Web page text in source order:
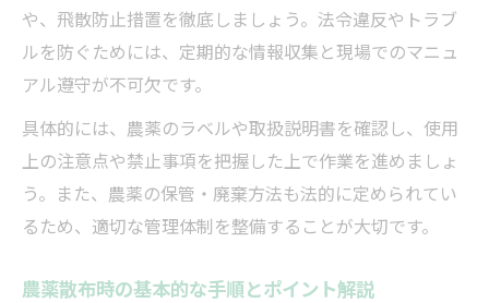
農薬散布の効果を左右する気象要因とは
環境に優しい農薬散布手法と注意点
農薬散布でトラブルを防ぐ環境対応策
安全につなげる農薬散布の法律と留意点
農薬散布に関する法律と遵守すべき要件
農薬散布法で求められる主な注意点まとめ
農薬散布の法令違反を防ぐポイント解説
農薬散布時の法律確認と安全対策の実践例
や、飛散防止措置を徹底しましょう。法令違反やトラブ
ルを防ぐためには、定期的な情報収集と現場でのマニュ
アル遵守が不可欠です。
具体的には、農薬のラベルや取扱説明書を確認し、使用
上の注意点や禁止事項を把握した上で作業を進めましょ
う。また、農薬の保管・廃棄方法も法的に定められてい
るため、適切な管理体制を整備することが大切です。
農薬散布時の基本的な手順とポイント解説